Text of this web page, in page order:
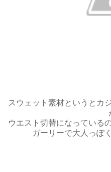
スウェット素材というとカ
ウエスト切替になっている
ガーリーで大人っぽ